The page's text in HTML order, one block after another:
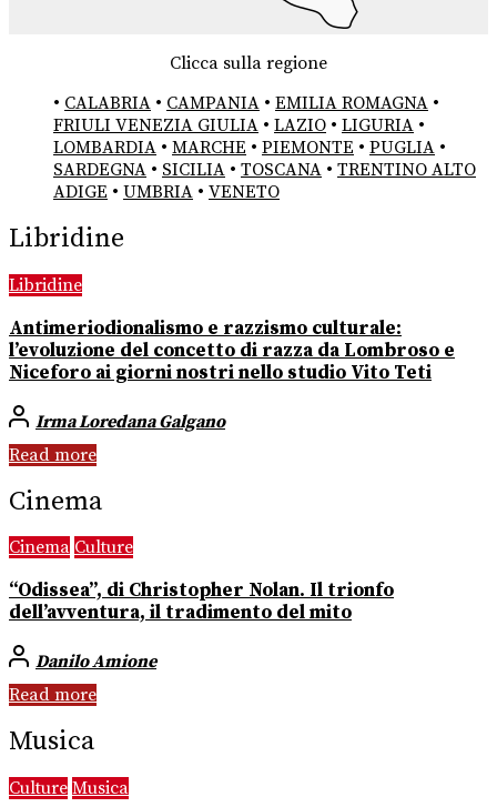
Clicca sulla regione
• CALABRIA • CAMPANIA • EMILIA ROMAGNA •
FRIULI VENEZIA GIULIA • LAZIO • LIGURIA •
LOMBARDIA • MARCHE • PIEMONTE • PUGLIA •
SARDEGNA • SICILIA • TOSCANA • TRENTINO ALTO
ADIGE • UMBRIA • VENETO
Libridine
Libridine
Antimeriodionalismo e razzismo culturale:
l’evoluzione del concetto di razza da Lombroso e
Niceforo ai giorni nostri nello studio Vito Teti
Irma Loredana Galgano
Read more
Cinema
Cinema Culture
“Odissea”, di Christopher Nolan. Il trionfo
dell’avventura, il tradimento del mito
Danilo Amione
Read more
Musica
Culture Musica